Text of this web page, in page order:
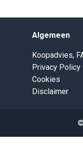
Algemeen
Koopadvies,
Privacy Policy
Cookies
Disclaimer